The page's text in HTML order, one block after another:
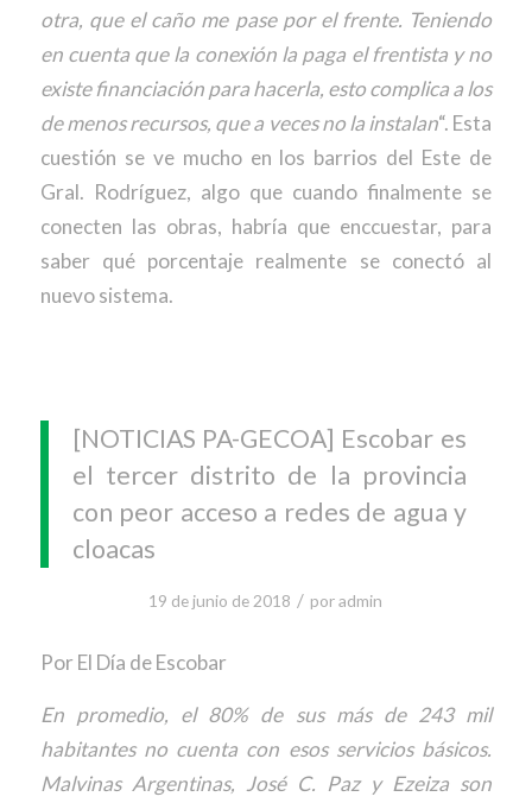
otra, que el caño me pase por el frente. Teniendo
en cuenta que la conexión la paga el frentista y no
existe financiación para hacerla, esto complica a los
de menos recursos, que a veces no la instalan“. Esta
cuestión se ve mucho en los barrios del Este de
Gral. Rodríguez, algo que cuando finalmente se
conecten las obras, habría que enccuestar, para
saber qué porcentaje realmente se conectó al
nuevo sistema.
[NOTICIAS PA-GECOA] Escobar es
el tercer distrito de la provincia
con peor acceso a redes de agua y
cloacas
19 de junio de 2018 / poradmin
Por El Día de Escobar
En promedio, el 80% de sus más de 243 mil
habitantes no cuenta con esos servicios básicos.
Malvinas Argentinas, José C. Paz y Ezeiza son